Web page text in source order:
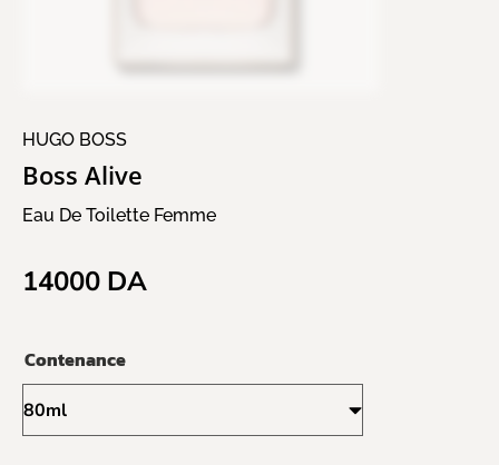
HUGO BOSS
Boss Alive
Eau De Toilette Femme
14000 DA
Contenance